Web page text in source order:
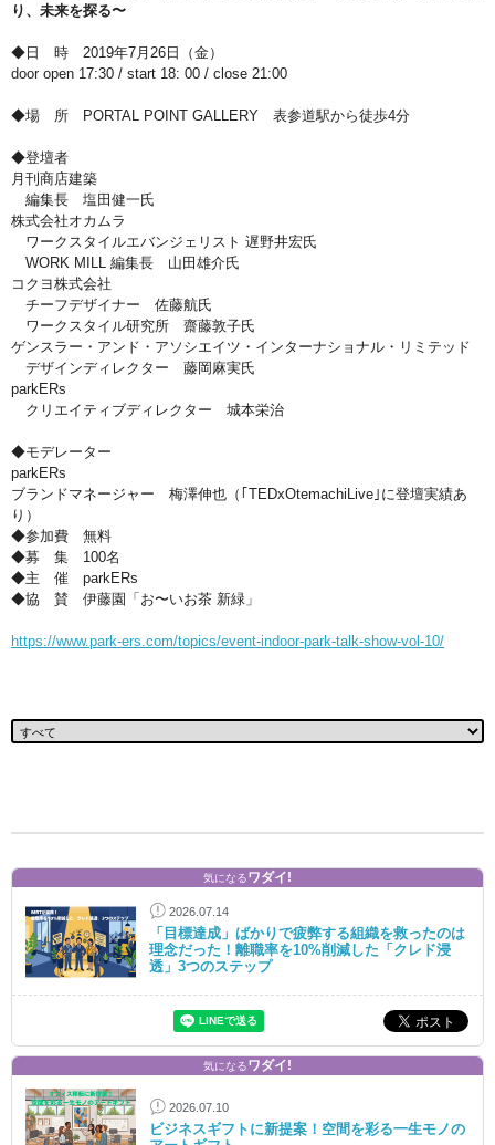
り、未来を探る〜
◆日 時 2019年7月26日（金）
door open 17:30 / start 18: 00 / close 21:00
◆場 所 PORTAL POINT GALLERY 表参道駅から徒歩4分
◆登壇者
月刊商店建築
編集長 塩田健一氏
株式会社オカムラ
ワークスタイルエバンジェリスト 遅野井宏氏
WORK MILL 編集長 山田雄介氏
コクヨ株式会社
チーフデザイナー 佐藤航氏
ワークスタイル研究所 齋藤敦子氏
ゲンスラー・アンド・アソシエイツ・インターナショナル・リミテッド
デザインディレクター 藤岡麻実氏
parkERs
クリエイティブディレクター 城本栄治
◆モデレーター
parkERs
ブランドマネージャー 梅澤伸也（｢TEDxOtemachiLive｣に登壇実績あ
り）
◆参加費 無料
◆募 集 100名
◆主 催 parkERs
◆協 賛 伊藤園「お〜いお茶 新緑」
https://www.park-ers.com/topics/event-indoor-park-talk-show-vol-10/
気になるワダイ!
2026.07.14
「目標達成」ばかりで疲弊する組織を救ったのは
理念だった！離職率を10%削減した「クレド浸
透」3つのステップ
気になるワダイ!
2026.07.10
ビジネスギフトに新提案！空間を彩る一生モノの